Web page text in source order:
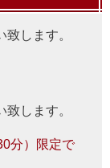
します。
します。
分）限定で